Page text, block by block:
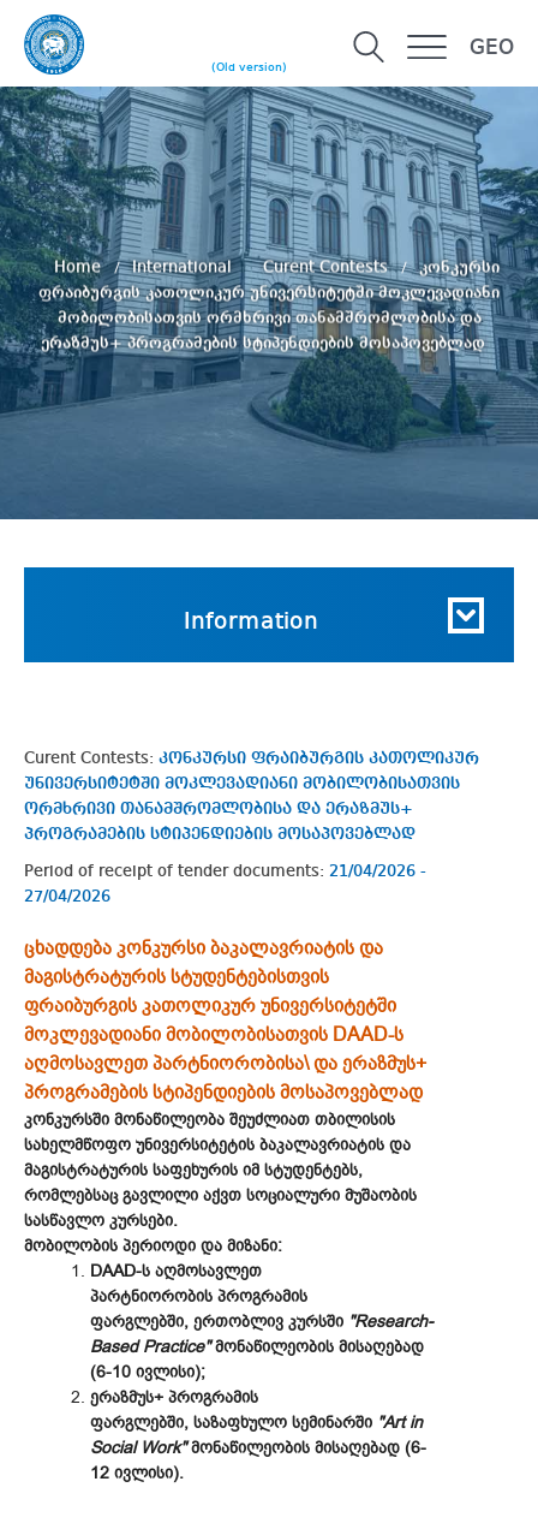
(Old version)
GEO
Home International Curent Contests
კონკურსი
ფრაიბურგის კათოლიკურ უნივერსიტეტში მოკლევადიანი
მობილობისათვის ორმხრივი თანამშრომლობისა და
ერაზმუს+ პროგრამების სტიპენდიების მოსაპოვებლად
Information
Curent Contests: კონკურსი ფრაიბურგის კათოლიკურ
უნივერსიტეტში მოკლევადიანი მობილობისათვის
ორმხრივი თანამშრომლობისა და ერაზმუს+
პროგრამების სტიპენდიების მოსაპოვებლად
Period of receipt of tender documents: 21/04/2026 -
27/04/2026
ცხადდება კონკურსი ბაკალავრიატის და
მაგისტრატურის სტუდენტებისთვის
ფრაიბურგის კათოლიკურ უნივერსიტეტში
მოკლევადიანი მობილობისათვის DAAD-ს
აღმოსავლეთ პარტნიორობისა\ და ერაზმუს+
პროგრამების სტიპენდიების მოსაპოვებლად
კონკურსში მონაწილეობა შეუძლიათ თბილისის
სახელმწოფო უნივერსიტეტის ბაკალავრიატის და
მაგისტრატურის საფეხურის იმ სტუდენტებს,
რომლებსაც გავლილი აქვთ სოციალური მუშაობის
სასწავლო კურსები.
მობილობის პერიოდი და მიზანი:
DAAD-ს აღმოსავლეთ
პარტნიორობის პროგრამის
ფარგლებში, ერთობლივ კურსში "Research-
Based Practice" მონაწილეობის მისაღებად
(6-10 ივლისი);
ერაზმუს+ პროგრამის
ფარგლებში, საზაფხულო სემინარში "Art in
Social Work"მონაწილეობის მისაღებად (6-
12 ივლისი)​​​​​​.